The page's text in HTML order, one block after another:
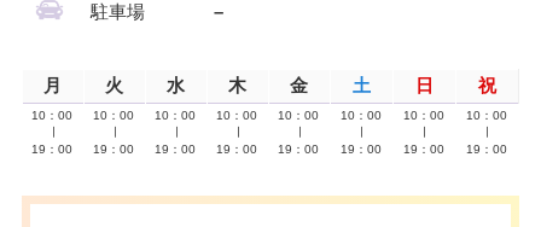
駐車場 –
月 火 水 木 金 土 日 祝
10：00
19：00
10：00
19：00
10：00
19：00
10：00
19：00
10：00
19：00
10：00
19：00
10：00
19：00
10：00
19：00